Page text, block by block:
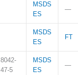
MSDS
ES
—
MSDS
ES
FT
8042-
47-5
MSDS
ES
—